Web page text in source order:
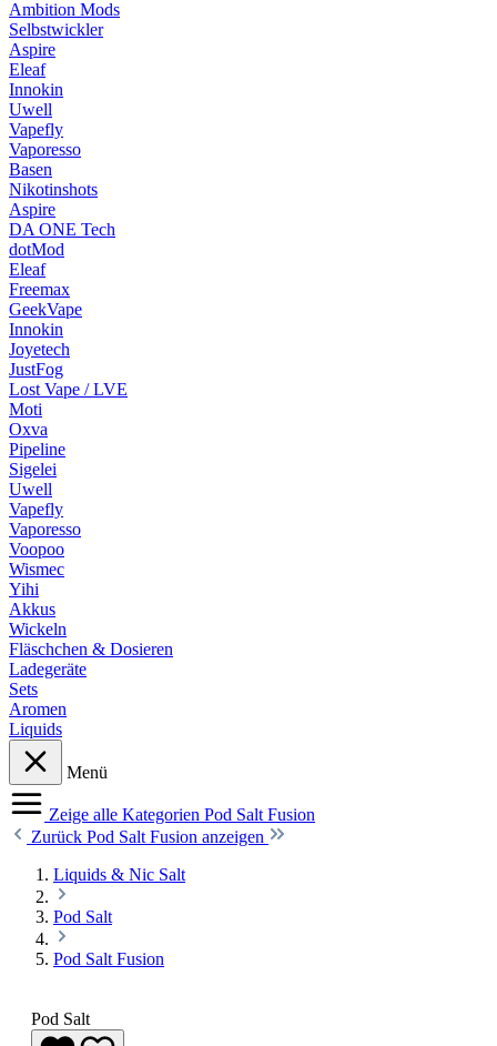
Ambition Mods
Selbstwickler
Aspire
Eleaf
Innokin
Uwell
Vapefly
Vaporesso
Basen
Nikotinshots
Aspire
DA ONE Tech
dotMod
Eleaf
Freemax
GeekVape
Innokin
Joyetech
JustFog
Lost Vape / LVE
Moti
Oxva
Pipeline
Sigelei
Uwell
Vapefly
Vaporesso
Voopoo
Wismec
Yihi
Akkus
Wickeln
Fläschchen & Dosieren
Ladegeräte
Sets
Aromen
Liquids
Menü
Zeige alle Kategorien Pod Salt Fusion
Zurück Pod Salt Fusion anzeigen
Liquids & Nic Salt
Pod Salt
Pod Salt Fusion
Pod Salt